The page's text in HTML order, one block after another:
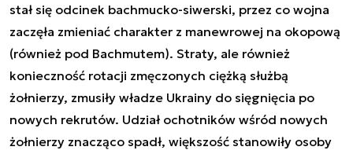
stał się odcinek bachmucko-siwerski, przez co wojna
zaczęła zmieniać charakter z manewrowej na okopową
(również pod Bachmutem). Straty, ale również
konieczność rotacji zmęczonych ciężką służbą
żołnierzy, zmusiły władze Ukrainy do sięgnięcia po
nowych rekrutów. Udział ochotników wśród nowych
żołnierzy znacząco spadł, większość stanowiły osoby